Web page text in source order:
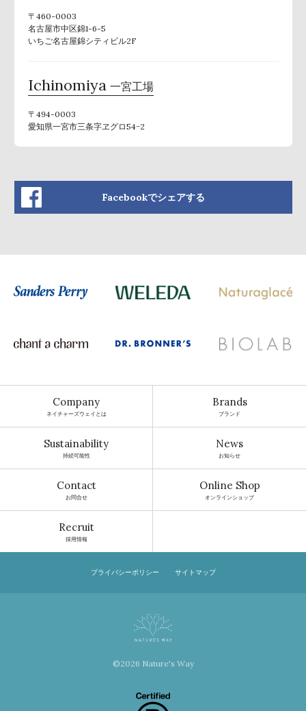
〒460-0003
名古屋市中区錦1-6-5
いちご名古屋錦シティビル2F
Ichinomiya 一宮工場
〒494-0003
愛知県一宮市三条字ヱグロ54−2
Facebookでシェアする
Company
ネイチャーズウェイとは
Brands
ブランド
Sustainability
持続可能性
News
お知らせ
Contact
お問合せ
Online Shop
オンラインショップ
Recruit
採用情報
プライバシーポリシー サイトマップ
©2026 Nature's Way